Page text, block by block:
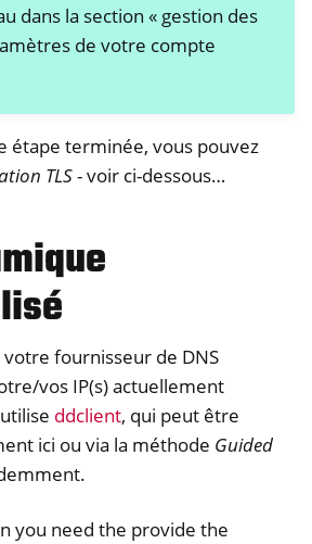
dans la section « gestion des
de votre compte
étape terminée, vous pouvez
TLS- voir ci-dessous…
fournisseur de DNS
vos IP(s) actuellement
ddclient, qui peut être
ici ou via la méthode Guided
you need the provide the